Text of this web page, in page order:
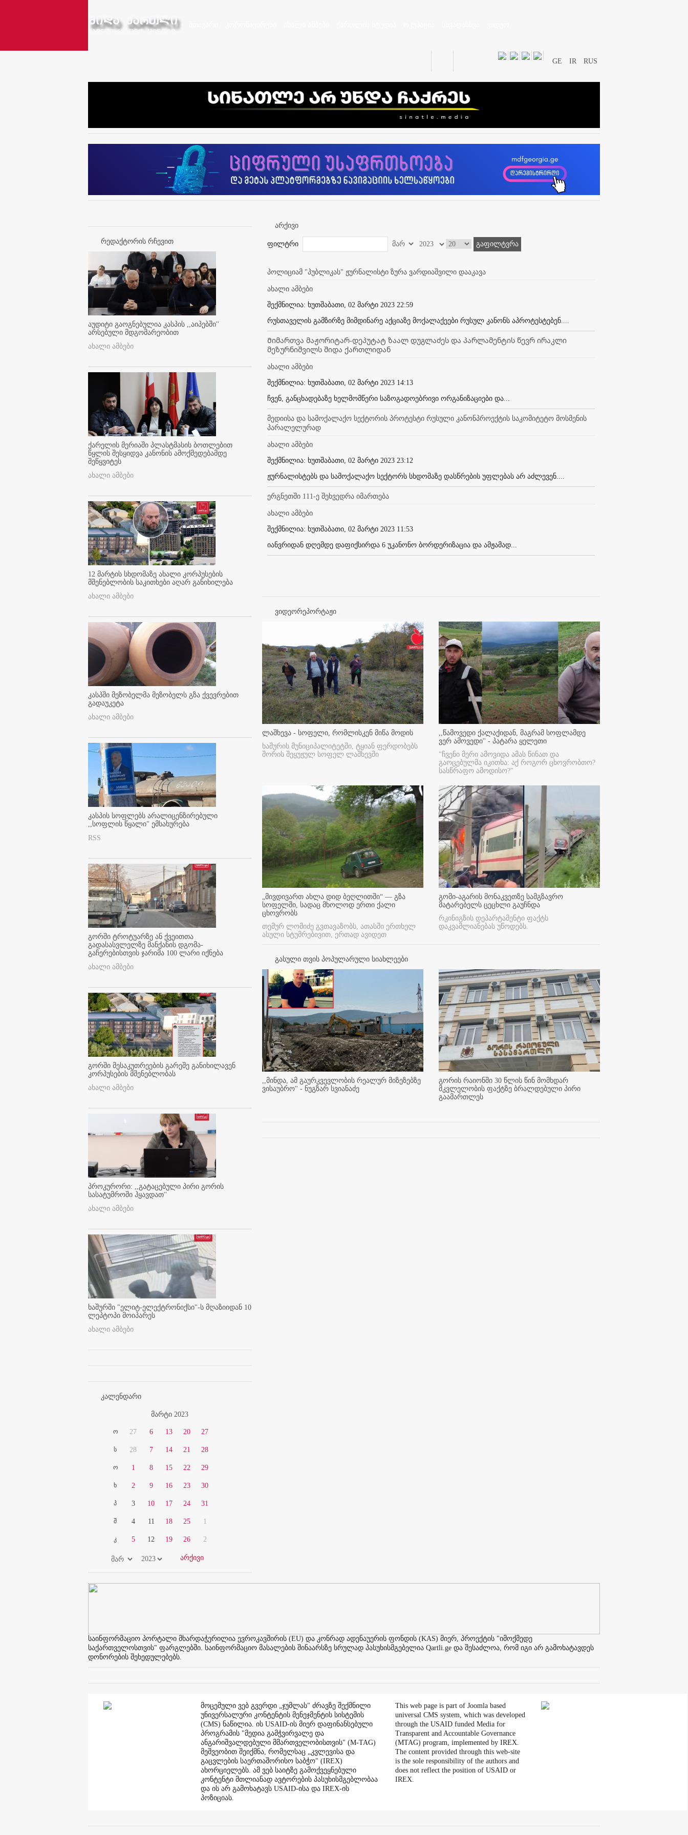
GE IR RUS
რედაქტორის რჩევით
აუდიტი გაოგნებულია კასპის ,,აიპებში''
არსებული მდგომარეობით
ახალი ამბები
ქარელის მერიაში პლასტმასის ბოთლებით
წყლის შესყიდვა კანონის ამოქმედებამდე
შეწყვიტეს
ახალი ამბები
12 მარტის სხდომაზე ახალი კორპუსების
მშენებლობის საკითხები აღარ განიხილება
ახალი ამბები
კასპში მეზობელმა მეზობელს გზა ქვევრებით
გადაუკეტა
ახალი ამბები
კასპის სოფლებს არალიცენზირებული
,,სოფლის წყალი" ემსახურება
RSS
გორში ტროტუარზე ან ქვეითთა
გადასასვლელზე მანქანის დგომა-
გაჩერებისთვის ჯარიმა 100 ლარი იქნება
ახალი ამბები
გორში მესაკუთრეების გარეშე განიხილავენ
კორპუსების მშენებლობას
ახალი ამბები
პროკურორი: ,,გატაცებული პირი გორის
სასატუმროში ჰყავდათ''
ახალი ამბები
ხაშურში "ელიტ-ელექტრონიქსი"-ს მღაზიიდან 10
ლეპტოპი მოიპარეს
ახალი ამბები
კალენდარი
მარტი 2023
ო
ს
ო
ხ
პ
შ
კ
27
28
1
2
3
4
5
6
7
8
9
10
11
12
13
14
15
16
17
18
19
20
21
22
23
24
25
26
27
28
29
30
31
1
2
არქივი
ფილტრი გაფილტვრა
პოლიციამ "პუბლიკას" ჟურნალისტი ზურა ვარდიაშვილი დააკავა
ახალი ამბები
შექმნილია: ხუთშაბათი, 02 მარტი 2023 22:59
რუსთაველის გამზირზე მიმდინარე აქციაზე მოქალაქეები რუსულ კანონს აპროტესტებენ....
Მიმართვა მაჟორიტარ-დეპუტატ ზაალ დუგლაძეს და პარლამენტის წევრ ირაკლი
მეზურნიშვილს შიდა ქართლიდან
ახალი ამბები
შექმნილია: ხუთშაბათი, 02 მარტი 2023 14:13
ჩვენ, განცხადებაზე ხელმომწერი საზოგადოებრივი ორგანიზაციები და...
მედიისა და სამოქალაქო სექტორის პროტესტი რუსული კანონპროექტის საკომიტეტო მოსმენის
პარალელურად
ახალი ამბები
შექმნილია: ხუთშაბათი, 02 მარტი 2023 23:12
ჟურნალისტებს და სამოქალაქო სექტორს სხდომაზე დასწრების უფლებას არ აძლევენ....
ერგნეთში 111-ე შეხვედრა იმართება
ახალი ამბები
შექმნილია: ხუთშაბათი, 02 მარტი 2023 11:53
იანვრიდან დღემდე დაფიქსირდა 6 უკანონო ბორდერიზაცია და ამჟამად...
ვიდეორეპორტაჟი
ლაშხევა - სოფელი, რომლისკენ მიწა მოდის
ხაშურის მუნიციპალიტეტში, ტყიან ფერდობებს
შორის შეყუჟულ სოფელ ლაშხევში
,,წამოვედი ქალაქიდან, მაგრამ სოფლამდე
ვერ ამოვედი'' - პატარა ყელეთი
"ჩვენი მერი ამოვიდა ამას წინათ და
გაოცებულმა იკითხა: აქ როგორ ცხოვრობთო?
სასწრაფო ამოდისო?"
„მივდივართ ახლა დიდ ბეღლითში“ — გზა
სოფელში, სადაც მხოლოდ ერთი ქალი
ცხოვრობს
თემურ ლომიძე გვთავაზობს, ათასში ერთხელ
ასული სტუმრებივით, ერთად ავიდეთ
გომი-აგარის მონაკვეთზე სამგზავრო
მატარებელს ცეცხლი გაუჩნდა
რკინიგზის დეპარტამენტი ფაქტს
დაკვამლიანებას უწოდებს.
გასული თვის პოპულარული სიახლეები
,,მინდა, ამ გაურკვევლობის რეალურ მიზეზებზე
ვისაუბრო'' - ნუგზარ სვიანაძე
გორის რაიონში 30 წლის წინ მომხდარ
მკვლელობის ფაქტზე ბრალდებული პირი
გაამართლეს
საინფორმაციო პორტალი მხარდაჭერილია ევროკავშირის (EU) და კონრად ადენაუერის ფონდის (KAS) მიერ, პროექტის "იმოქმედე
საქართველოსთვის" ფარგლებში. საინფორმაციო მასალების შინაარსზე სრულად პასუხისმგებელია Qartli.ge და შესაძლოა, რომ იგი არ გამოხატავდეს
დონორების შეხედულებებს.
მოცემული ვებ გვერდი „ჯუმლას" ძრავზე შექმნილი
უნივერსალური კონტენტის მენეჯმენტის სისტემის
(CMS) ნაწილია. ის USAID-ის მიერ დაფინანსებული
პროგრამის "მედია გამჭვირვალე და
ანგარიშვალდებული მმართველობისთვის" (M-TAG)
მეშვეობით შეიქმნა, რომელსაც „კვლევისა და
გაცვლების საერთაშორისო საბჭო" (IREX)
ახორციელებს. ამ ვებ საიტზე გამოქვეყნებული
კონტენტი მთლიანად ავტორების პასუხისმგებლობაა
და ის არ გამოხატავს USAID-ისა და IREX-ის
პოზიციას.
This web page is part of Joomla based
universal CMS system, which was developed
through the USAID funded Media for
Transparent and Accountable Governance
(MTAG) program, implemented by IREX.
The content provided through this web-site
is the sole responsibility of the authors and
does not reflect the position of USAID or
IREX.